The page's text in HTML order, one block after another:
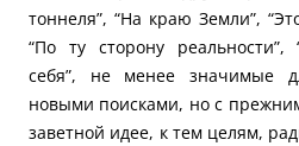
тоннеля”, “На краю Земли”,
“По ту сторону
себя”, не менее значимые
новыми поисками, но с
заветной идее, к тем целям,